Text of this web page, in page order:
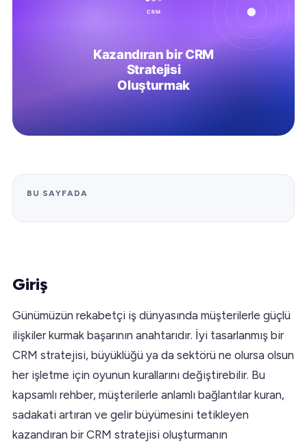
BU SAYFADA
Giriş
Günümüzün rekabetçi iş dünyasında müşterilerle güçlü
ilişkiler kurmak başarının anahtarıdır. İyi tasarlanmış bir
CRM stratejisi, büyüklüğü ya da sektörü ne olursa olsun
her işletme için oyunun kurallarını değiştirebilir. Bu
kapsamlı rehber, müşterilerle anlamlı bağlantılar kuran,
sadakati artıran ve gelir büyümesini tetikleyen
kazandıran bir CRM stratejisi oluşturmanın